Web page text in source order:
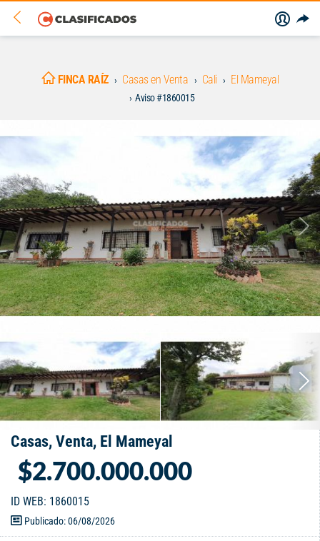
FINCA RAÍZ Casas en Venta Cali El Mameyal
Aviso #1860015
Casas, Venta, El Mameyal
$2.700.000.000
ID WEB: 1860015
Publicado: 06/08/2026